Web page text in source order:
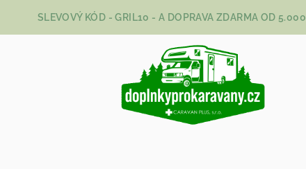
SLEVOVÝ KÓD - GRIL10 - A DOPRAVA ZDARMA OD